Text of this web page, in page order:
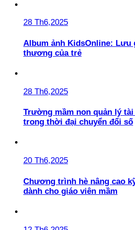
28 Th6,2025
Album ảnh KidsOnline: Lưu
thương của trẻ
28 Th6,2025
Trường mầm non quản lý
trong thời đại chuyển đổi số
20 Th6,2025
Chương trình hè nâng cao
dành cho giáo viên mầm